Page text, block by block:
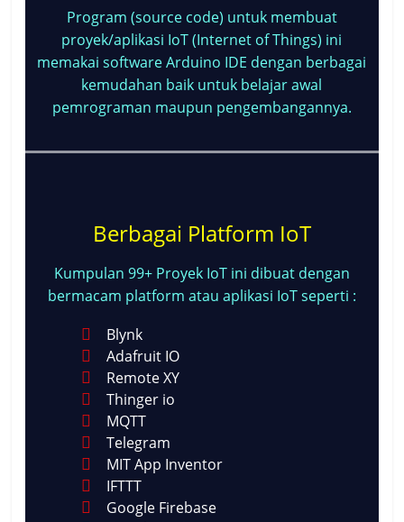
Program (source code) untuk membuat
proyek/aplikasi IoT (Internet of Things) ini
memakai software Arduino IDE dengan berbagai
kemudahan baik untuk belajar awal
pemrograman maupun pengembangannya.
Berbagai Platform IoT
Kumpulan 99+ Proyek IoT ini dibuat dengan
bermacam platform atau aplikasi IoT seperti :
Blynk
Adafruit IO
Remote XY
Thinger io
MQTT
Telegram
MIT App Inventor
IFTTT
Google Firebase